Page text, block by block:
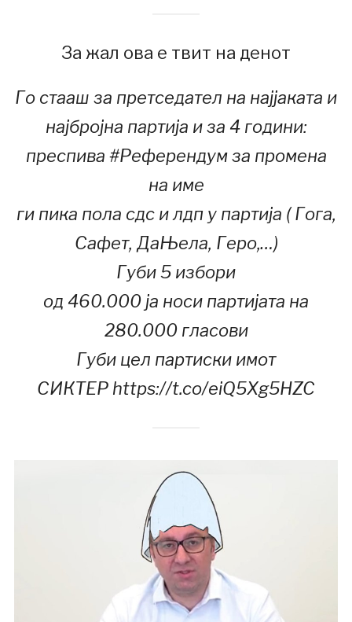
За жал ова е твит на денот
Го стааш за претседател на најјаката и
најбројна партија и за 4 години:
преспива #Референдум за промена
на име
ги пика пола сдс и лдп у партија ( Гога,
Сафет, ДаЊела, Геро,…)
Губи 5 избори
од 460.000 ја носи партијата на
280.000 гласови
Губи цел партиски имот
СИКТЕР https://t.co/eiQ5Xg5HZC